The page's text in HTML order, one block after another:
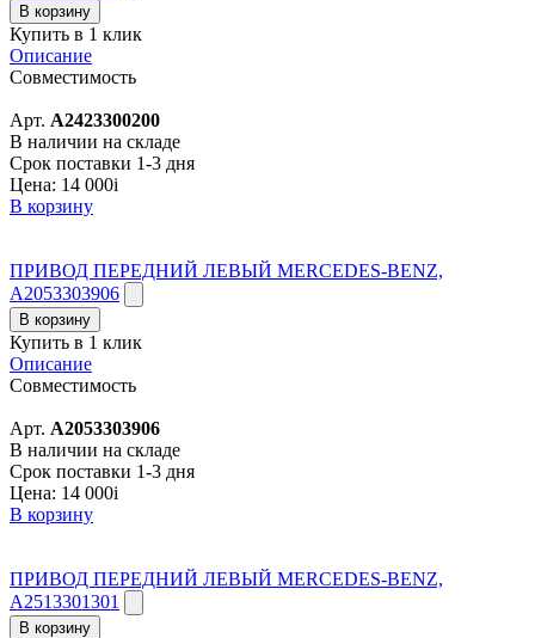
В корзину
Купить в 1 клик
Описание
Совместимость
Арт. A2423300200
В наличии на складе
Срок поставки 1-3 дня
Цена: 14 000i
В корзину
ПРИВОД ПЕРЕДНИЙ ЛЕВЫЙ MERCEDES-BENZ,
A2053303906
В корзину
Купить в 1 клик
Описание
Совместимость
Арт. A2053303906
В наличии на складе
Срок поставки 1-3 дня
Цена: 14 000i
В корзину
ПРИВОД ПЕРЕДНИЙ ЛЕВЫЙ MERCEDES-BENZ,
A2513301301
В корзину